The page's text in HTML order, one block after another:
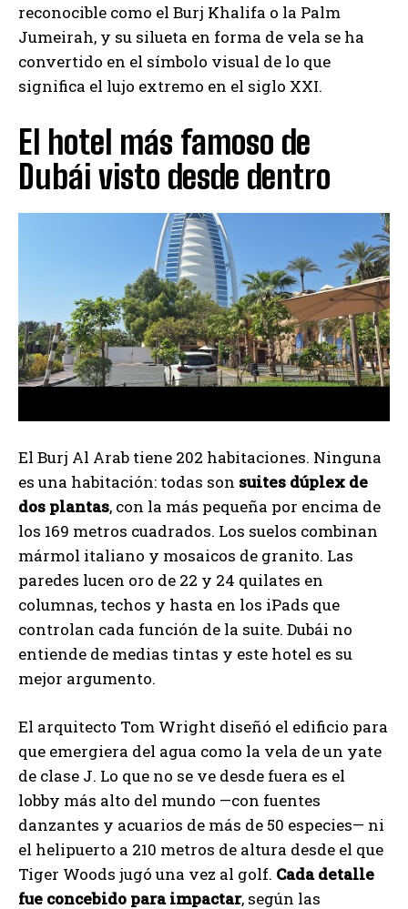
reconocible como el Burj Khalifa o la Palm
Jumeirah, y su silueta en forma de vela se ha
convertido en el símbolo visual de lo que
significa el lujo extremo en el siglo XXI.
El hotel más famoso de
Dubái visto desde dentro
El Burj Al Arab tiene 202 habitaciones. Ninguna
es una habitación: todas son suites dúplex de
dos plantas, con la más pequeña por encima de
los 169 metros cuadrados. Los suelos combinan
mármol italiano y mosaicos de granito. Las
paredes lucen oro de 22 y 24 quilates en
columnas, techos y hasta en los iPads que
controlan cada función de la suite. Dubái no
entiende de medias tintas y este hotel es su
mejor argumento.
El arquitecto Tom Wright diseñó el edificio para
que emergiera del agua como la vela de un yate
de clase J. Lo que no se ve desde fuera es el
lobby más alto del mundo —con fuentes
danzantes y acuarios de más de 50 especies— ni
el helipuerto a 210 metros de altura desde el que
Tiger Woods jugó una vez al golf. Cada detalle
fue concebido para impactar, según las